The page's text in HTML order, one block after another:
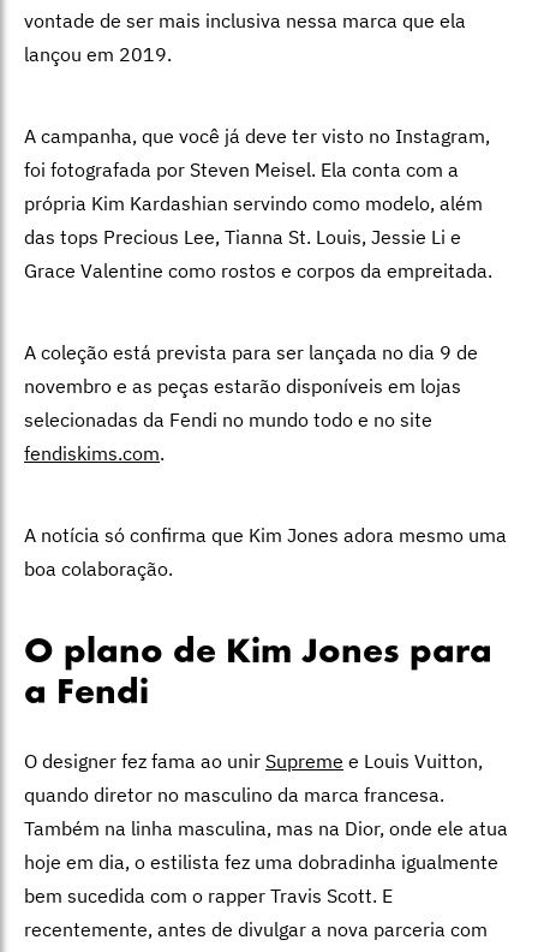
vontade de ser mais inclusiva nessa marca que ela
lançou em 2019.
A campanha, que você já deve ter visto no Instagram,
foi fotografada por Steven Meisel. Ela conta com a
própria Kim Kardashian servindo como modelo, além
das tops Precious Lee, Tianna St. Louis, Jessie Li e
Grace Valentine como rostos e corpos da empreitada.
A coleção está prevista para ser lançada no dia 9 de
novembro e as peças estarão disponíveis em lojas
selecionadas da Fendi no mundo todo e no site
fendiskims.com.
A notícia só confirma que Kim Jones adora mesmo uma
boa colaboração.
O plano de Kim Jones para
a Fendi
O designer fez fama ao unir Supreme e Louis Vuitton,
quando diretor no masculino da marca francesa.
Também na linha masculina, mas na Dior, onde ele atua
hoje em dia, o estilista fez uma dobradinha igualmente
bem sucedida com o rapper Travis Scott. E
recentemente, antes de divulgar a nova parceria com